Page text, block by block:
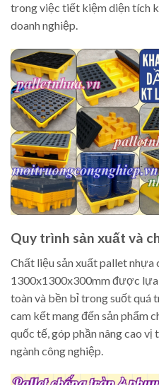
trong việc tiết kiệm diện tích
doanh nghiệp.
Quy trình sản xuất và
Chất liệu sản xuất pallet nhựa
1300x1300x300mm được
toàn và bền bỉ trong suốt quá
cam kết mang đến sản phẩm
quốc tế, góp phần nâng cao
ngành công nghiệp.